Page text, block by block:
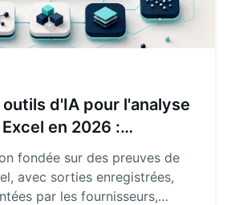
d'IA pour l'analyse
en 2026 :
workflow
fondée sur des preuves de
avec sorties enregistrées,
par les fournisseurs,